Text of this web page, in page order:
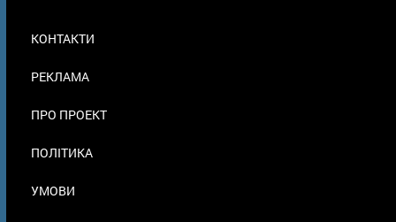
В
КОНТАКТИ
РЕКЛАМА
ПРО ПРОЕКТ
ПОЛІТИКА
УМОВИ